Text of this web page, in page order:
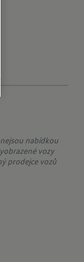
nabídkou
vozy
prodejce vozů